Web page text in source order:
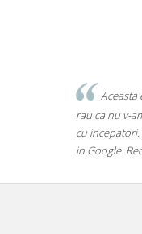
Aceasta
rau ca nu v-
cu
in Google.